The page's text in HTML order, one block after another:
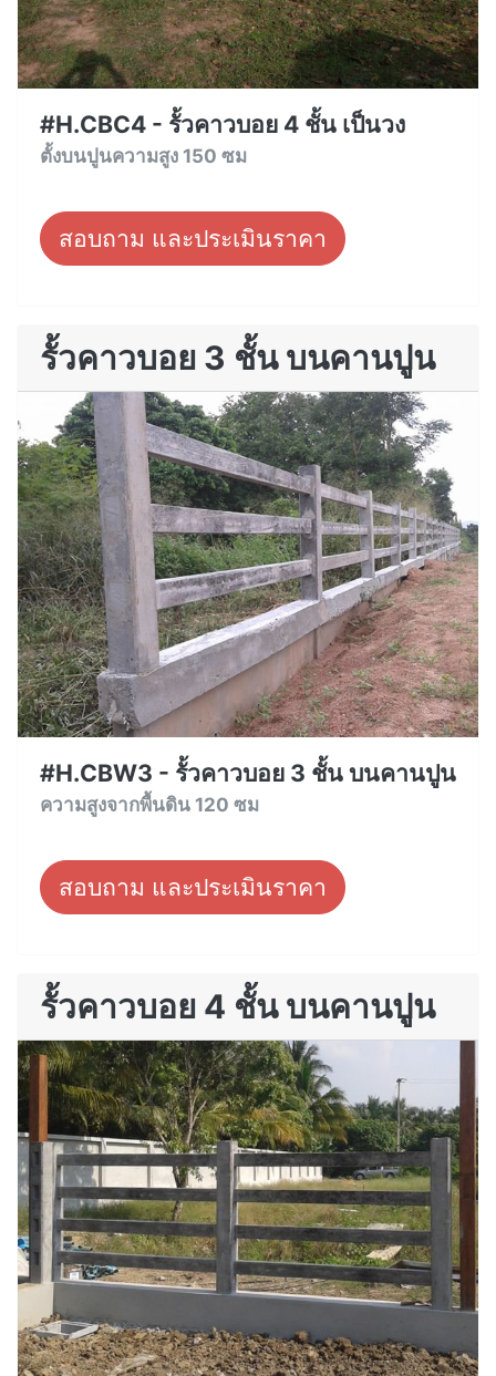
#H.CBC4 - รั้วคาวบอย 4 ชั้น เป็นวง
ตั้งบนปูนความสูง 150 ซม
สอบถาม และประเมินราคา
รั้วคาวบอย 3 ชั้น บนคานปูน
#H.CBW3 - รั้วคาวบอย 3 ชั้น บนคานปูน
ความสูงจากพื้นดิน 120 ซม
สอบถาม และประเมินราคา
รั้วคาวบอย 4 ชั้น บนคานปูน